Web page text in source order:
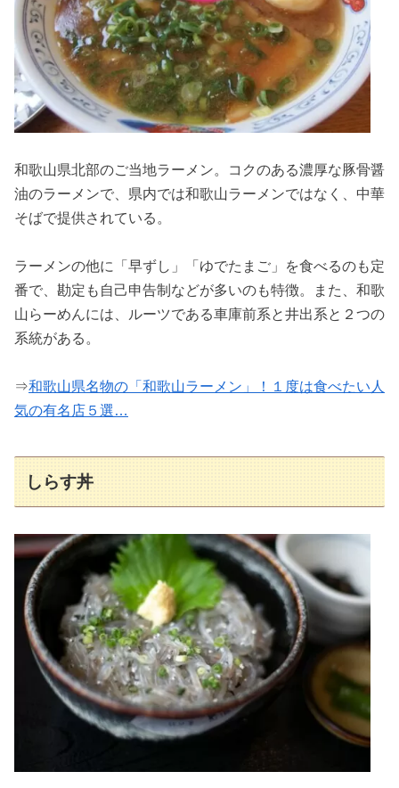
和歌山県北部のご当地ラーメン。コクのある濃厚な豚骨醤
油のラーメンで、県内では和歌山ラーメンではなく、中華
そばで提供されている。
ラーメンの他に「早ずし」「ゆでたまご」を食べるのも定
番で、勘定も自己申告制などが多いのも特徴。また、和歌
山らーめんには、ルーツである車庫前系と井出系と２つの
系統がある。
⇒和歌山県名物の「和歌山ラーメン」！１度は食べたい人
気の有名店５選…
しらす丼